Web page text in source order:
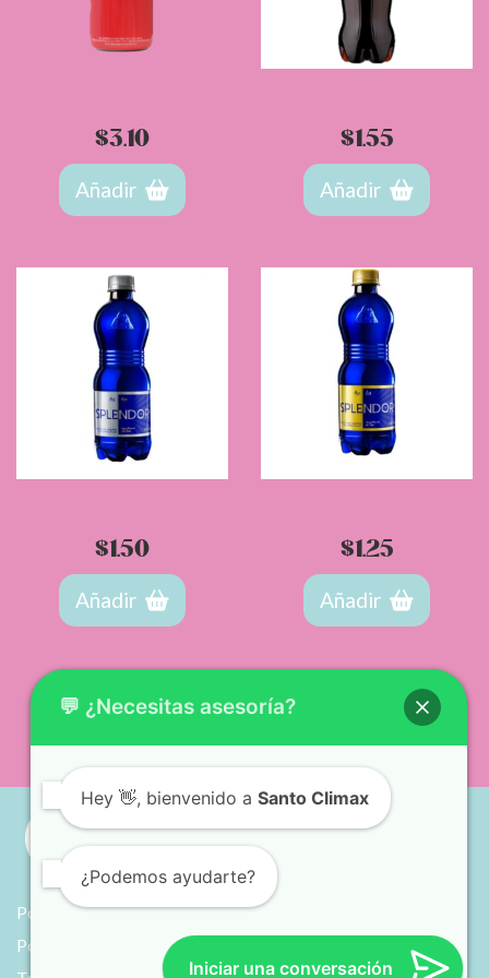
$3.10
Añadir
$1.55
Añadir
$1.50
Añadir
$1.25
Añadir
Políticas de envío y entrega
Política de privacidad
💬 ¿Necesitas asesoría?
Hey 👋, bienvenido a Santo Climax
¿Podemos ayudarte?
Iniciar una conversación